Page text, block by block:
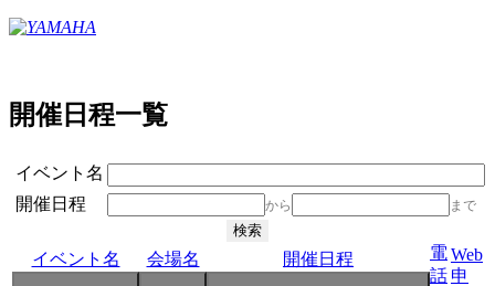
開催日程一覧
イベント名
開催日程
から まで
イベント名 会場名 開催日程
電
話
Web
申